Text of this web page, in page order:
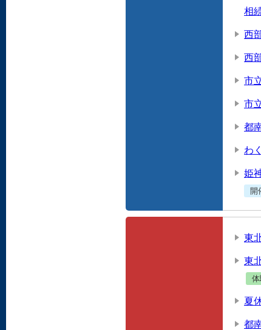
相
西
西
市
市
都
わ
姫
開
東
東
夏
都